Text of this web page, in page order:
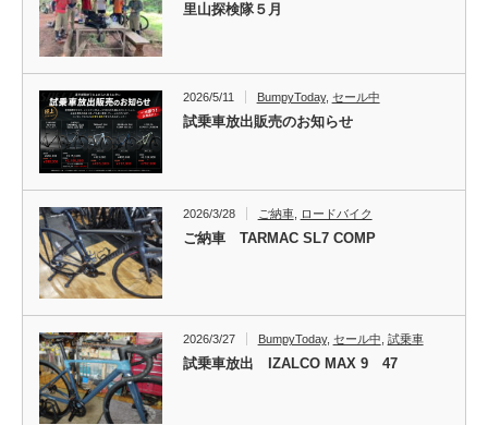
里山探検隊５月
2026/5/11 BumpyToday, セール中
試乗車放出販売のお知らせ
2026/3/28 ご納車, ロードバイク
ご納車 TARMAC SL7 COMP
2026/3/27 BumpyToday, セール中 試乗車
試乗車放出 IZALCO MAX 9 47